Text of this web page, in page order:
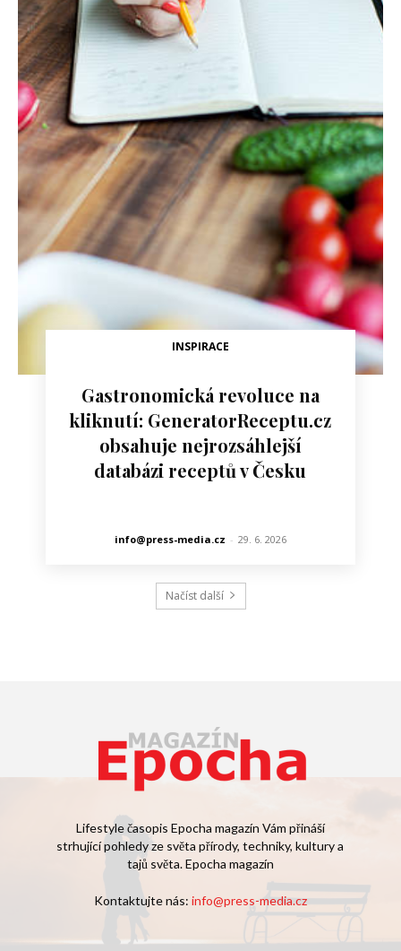
INSPIRACE
Gastronomická revoluce na
kliknutí: GeneratorReceptu.cz
obsahuje nejrozsáhlejší
databázi receptů v Česku
info@press-media.cz - 29. 6. 2026
Načíst další
Lifestyle časopis Epocha magazín Vám přináší
strhující pohledy ze světa přírody, techniky, kultury a
tajů světa. Epocha magazín
Kontaktujte nás: info@press-media.cz